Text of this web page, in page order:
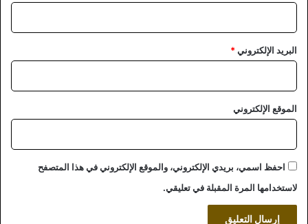
البريد الإلكتروني*
الموقع الإلكتروني
احفظ اسمي، بريدي الإلكتروني، والموقع الإلكتروني في هذا المتصفح
لاستخدامها المرة المقبلة في تعليقي.